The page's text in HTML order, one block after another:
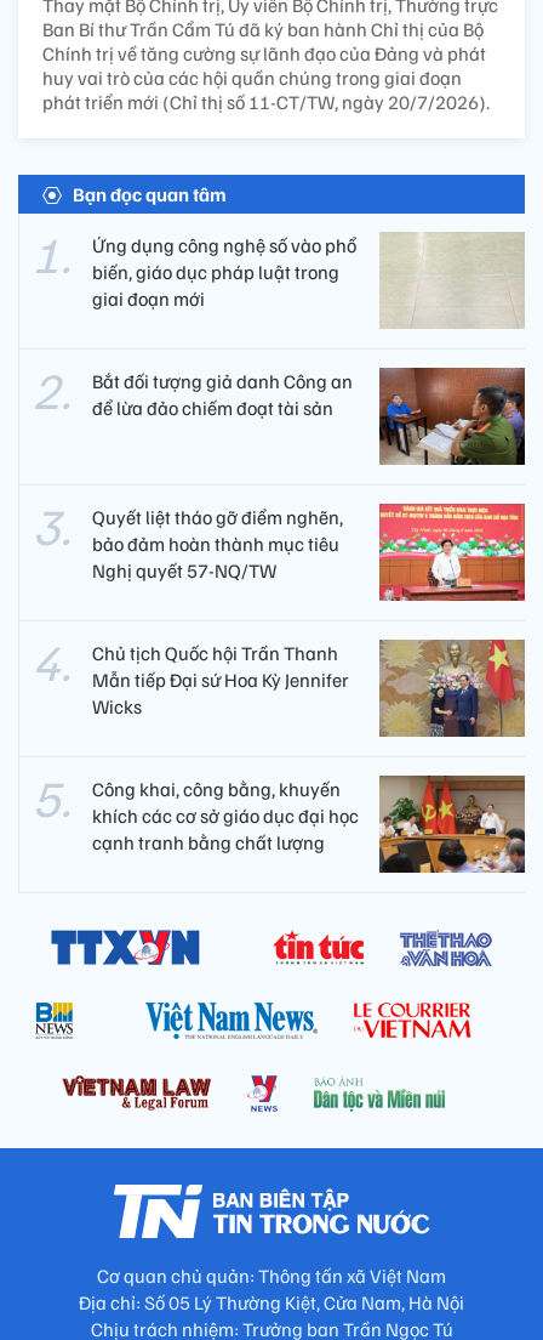
Thay mặt Bộ Chính trị, Ủy viên Bộ Chính trị, Thường trực
Ban Bí thư Trần Cẩm Tú đã ký ban hành Chỉ thị của Bộ
Chính trị về tăng cường sự lãnh đạo của Đảng và phát
huy vai trò của các hội quần chúng trong giai đoạn
phát triển mới (Chỉ thị số 11-CT/TW, ngày 20/7/2026).
Bạn đọc quan tâm
Ứng dụng công nghệ số vào phổ
biến, giáo dục pháp luật trong
giai đoạn mới
Bắt đối tượng giả danh Công an
để lừa đảo chiếm đoạt tài sản
Quyết liệt tháo gỡ điểm nghẽn,
bảo đảm hoàn thành mục tiêu
Nghị quyết 57-NQ/TW
Chủ tịch Quốc hội Trần Thanh
Mẫn tiếp Đại sứ Hoa Kỳ Jennifer
Wicks
Công khai, công bằng, khuyến
khích các cơ sở giáo dục đại học
cạnh tranh bằng chất lượng​